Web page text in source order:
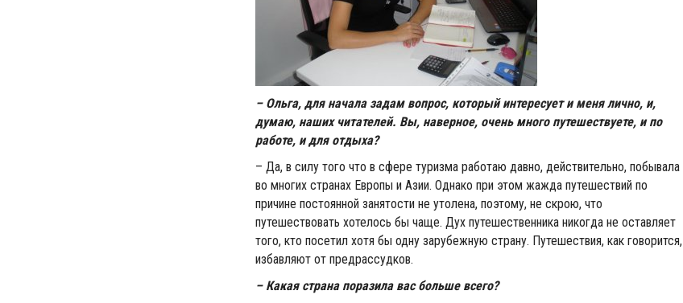
– Ольга, для начала задам вопрос, который интересует и меня лично, и,
думаю, наших читателей. Вы, наверное, очень много путешествуете, и по
работе, и для отдыха?
– Да, в силу того что в сфере туризма работаю давно, действительно, побывала
во многих странах Европы и Азии. Однако при этом жажда путешествий по
причине постоянной занятости не утолена, поэтому, не скрою, что
путешествовать хотелось бы чаще. Дух путешественника никогда не оставляет
того, кто посетил хотя бы одну зарубежную страну. Путешествия, как говорится,
избавляют от предрассудков.
– Какая страна поразила вас больше всего?